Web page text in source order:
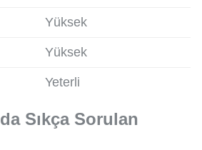
Yüksek
Yüksek
Yeterli
Sıkça Sorulan